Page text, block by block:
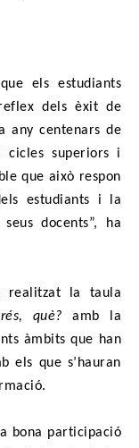
els estudiants
dels èxit de
any centenars de
cicles superiors i
que això respon
estudiants i la
docents”, ha
realitzat la taula
què?
amb la
àmbits que han
els que s’hauran
bona participació